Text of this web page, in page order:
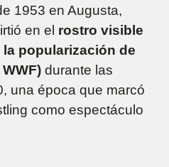
1953 en Augusta,
en el rostro visible
popularización de
durante las
una época que marcó
como espectáculo